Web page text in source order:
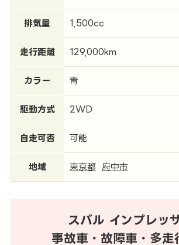
排気量 1,500cc
走行距離 129,000km
カラー 青
駆動方式 2WD
自走可否 可能
地域 東京都 府中市
スバル インプレッ
事故車・故障車・多走